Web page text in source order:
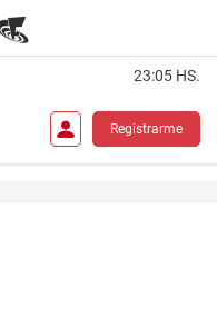
23:05 HS.
Registrarme